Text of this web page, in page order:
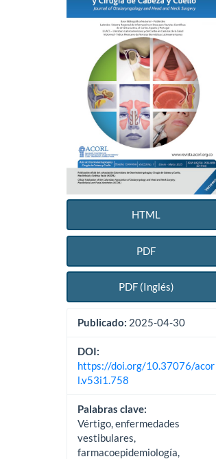
lateral
artículo
HTML
PDF
PDF (Inglés)
Publicado: 2025-04-30
DOI:
https://doi.org/10.37076/acor
l.v53i1.758
Palabras clave:
Vértigo, enfermedades
vestibulares,
farmacoepidemiología,